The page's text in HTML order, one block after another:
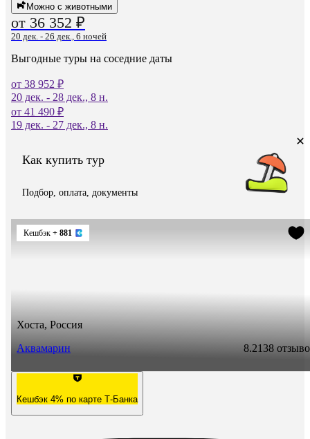
Можно с животными
от 36 352 ₽
20 дек. - 26 дек., 6 ночей
Выгодные туры на соседние даты
от 38 952 ₽
20 дек. - 28 дек., 8 н.
от 41 490 ₽
19 дек. - 27 дек., 8 н.
Как купить тур
Подбор, оплата, документы
Кешбэк + 881
Хоста, Россия
Аквамарин
8.2138
Кешбэк 4% по карте Т-Банка